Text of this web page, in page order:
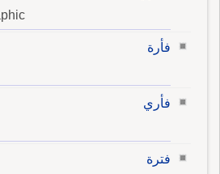
فأرة
فأري
فترة